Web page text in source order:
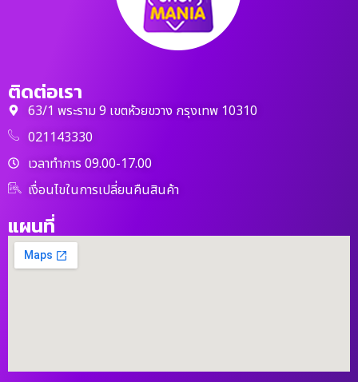
ติดต่อเรา
63/1 พระราม 9 เขตห้วยขวาง กรุงเทพ 10310
021143330
เวลาทำการ 09.00-17.00
เงื่อนไขในการเปลี่ยนคืนสินค้า
แผนที่